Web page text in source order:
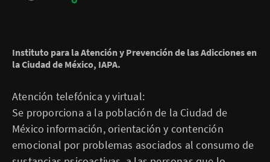
Instituto para la Atención y Prevención de las Adicciones en
la Ciudad de México, IAPA.
Atención telefónica y virtual:
Se proporciona a la población de la Ciudad de
México información, orientación y contención
emocional por problemas asociados al consumo de